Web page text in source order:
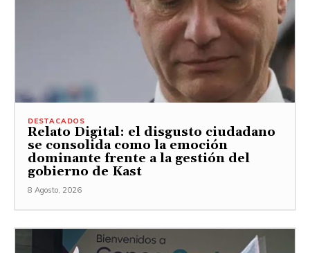
DESTACADOS
Relato Digital: el disgusto ciudadano
se consolida como la emoción
dominante frente a la gestión del
gobierno de Kast
8 Agosto, 2026